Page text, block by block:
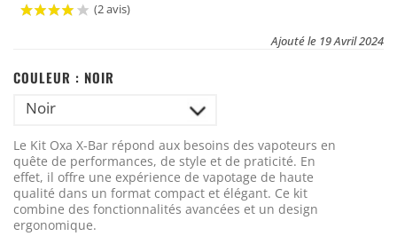
(2 avis)
Ajouté le 19 Avril 2024
COULEUR : NOIR
Noir
Le Kit Oxa X-Bar répond aux besoins des vapoteurs en
quête de performances, de style et de praticité. En
effet, il offre une expérience de vapotage de haute
qualité dans un format compact et élégant. Ce kit
combine des fonctionnalités avancées et un design
ergonomique.